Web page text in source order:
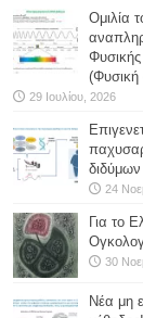
Oμιλία
(Φυσική
29 Ιουλίου, 2026
διδύμων
24
Για το
30
Νέα μη